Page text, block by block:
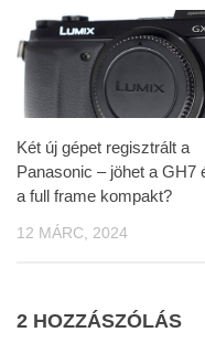
Két új gépet regisztrált a
Panasonic – jöhet a GH7
a full frame kompakt?
12 MÁRC, 2024
2 HOZZÁSZÓLÁS